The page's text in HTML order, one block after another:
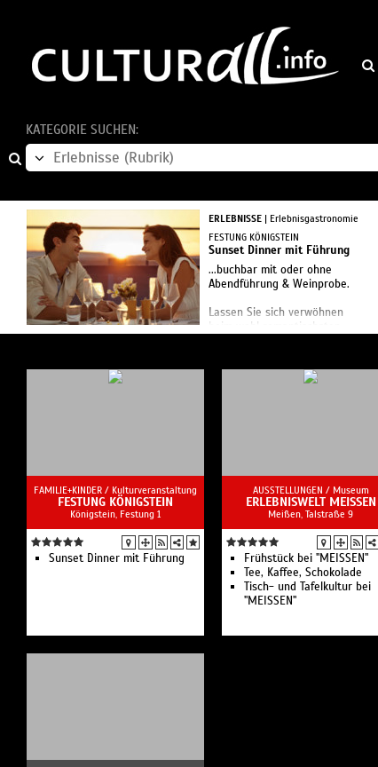
KATEGORIE SUCHEN:
ERLEBNISSE | Erlebnisgastronomie
FESTUNG KÖNIGSTEIN
Sunset Dinner mit Führung
...buchbar mit oder ohne
Abendführung & Weinprobe.
Lassen Sie sich verwöhnen
beim wohl romantischsten
genießen Sie den
FAMILIE+KINDER / Kulturveranstaltung
FESTUNG KÖNIGSTEIN
Königstein, Festung 1
Sunset Dinner mit Führung
AUSSTELLUNGEN / Museum
ERLEBNISWELT MEISSEN
Meißen, Talstraße 9
Frühstück bei "MEISSEN"
Tee, Kaffee, Schokolade
Tisch- und Tafelkultur bei
"MEISSEN"